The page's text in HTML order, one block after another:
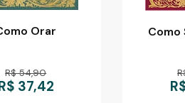
Orar
R$ 54,90
37,42
Como